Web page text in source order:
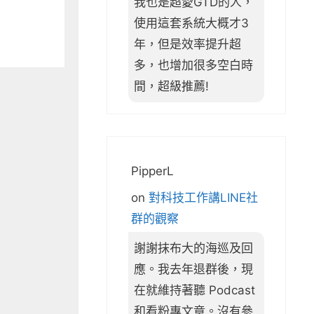
使用這套系統大概才3
年，但是效率提升超
多，也增加很多空白時
間，超級推薦!
PipperL
on 對科技工作講LINE社
群的觀察
謝謝抹布大的海巡及回
應。我去年退群後，現
在就維持著聽 Podcast
和看粉專文章。沒有參